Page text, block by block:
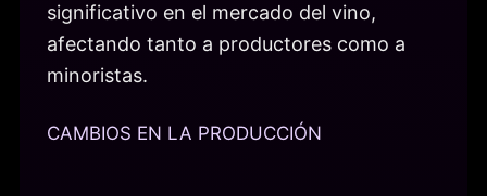
significativo en el mercado del vino,
afectando tanto a productores como a
minoristas.
CAMBIOS EN LA PRODUCCIÓN